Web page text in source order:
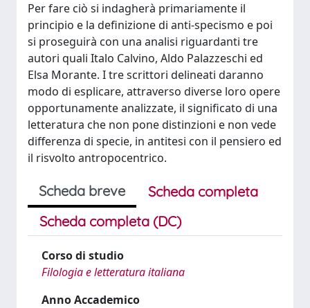
Per fare ciò si indagherà primariamente il
principio e la definizione di anti-specismo e poi
si proseguirà con una analisi riguardanti tre
autori quali Italo Calvino, Aldo Palazzeschi ed
Elsa Morante. I tre scrittori delineati daranno
modo di esplicare, attraverso diverse loro opere
opportunamente analizzate, il significato di una
letteratura che non pone distinzioni e non vede
differenza di specie, in antitesi con il pensiero ed
il risvolto antropocentrico.
Scheda breve
Scheda completa
Scheda completa (DC)
Corso di studio
Filologia e letteratura italiana
Anno Accademico